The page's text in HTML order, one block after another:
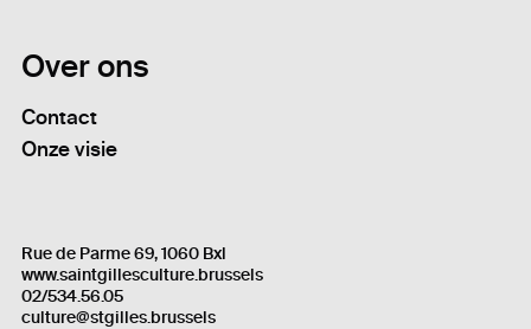
Over ons
Contact
Onze visie
Rue de Parme 69, 1060 Bxl
www.saintgillesculture.brussels
02/534.56.05
culture@stgilles.brussels